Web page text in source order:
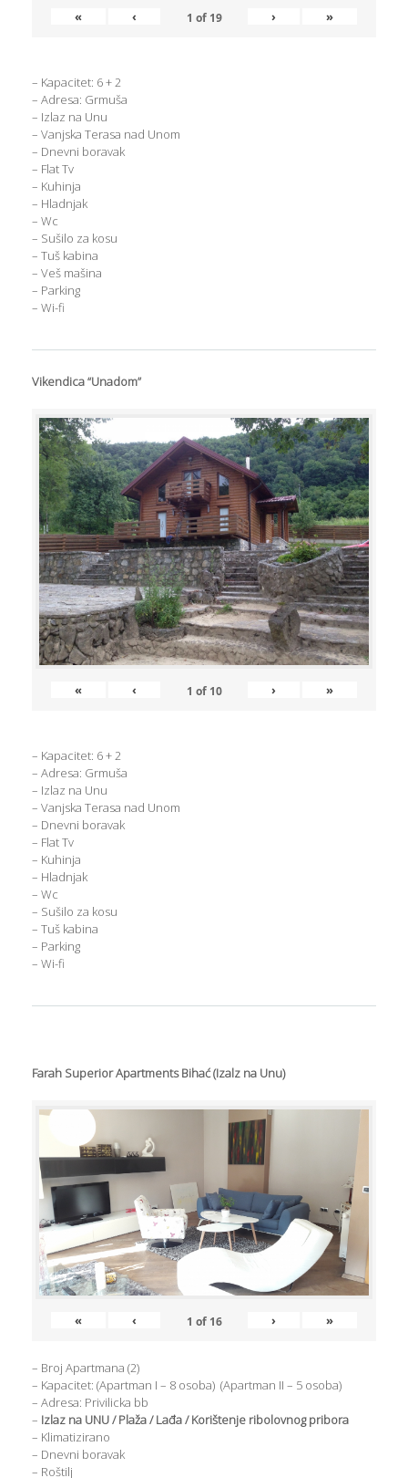
« ‹ 1 of 19 › »
– Kapacitet: 6 + 2
– Adresa: Grmuša
– Izlaz na Unu
– Vanjska Terasa nad Unom
– Dnevni boravak
– Flat Tv
– Kuhinja
– Hladnjak
– Wc
– Sušilo za kosu
– Tuš kabina
– Veš mašina
– Parking
– Wi-fi
Vikendica “Unadom”
« ‹ 1 of 10 › »
– Kapacitet: 6 + 2
– Adresa: Grmuša
– Izlaz na Unu
– Vanjska Terasa nad Unom
– Dnevni boravak
– Flat Tv
– Kuhinja
– Hladnjak
– Wc
– Sušilo za kosu
– Tuš kabina
– Parking
– Wi-fi
Farah Superior Apartments Bihać (Izalz na Unu)
« ‹ 1 of 16 › »
– Broj Apartmana (2)
– Kapacitet: (Apartman I – 8 osoba) (Apartman II – 5 osoba)
– Adresa: Privilicka bb
– Izlaz na UNU / Plaža / Lađa / Korištenje ribolovnog pribora
– Klimatizirano
– Dnevni boravak
– Roštilj